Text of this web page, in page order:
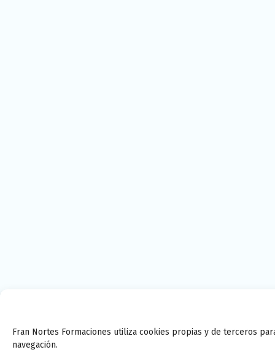
Fran Nortes Formaciones utiliza cookies propias y de terceros
navegación.